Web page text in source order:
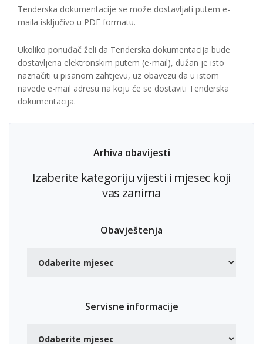
Tenderska dokumentacije se može dostavljati putem e-
maila isključivo u PDF formatu.
Ukoliko ponuđač želi da Tenderska dokumentacija bude
dostavljena elektronskim putem (e-mail), dužan je isto
naznačiti u pisanom zahtjevu, uz obavezu da u istom
navede e-mail adresu na koju će se dostaviti Tenderska
dokumentacija.
Arhiva obavijesti
Izaberite kategoriju vijesti i mjesec koji
vas zanima
Obavještenja
Servisne informacije